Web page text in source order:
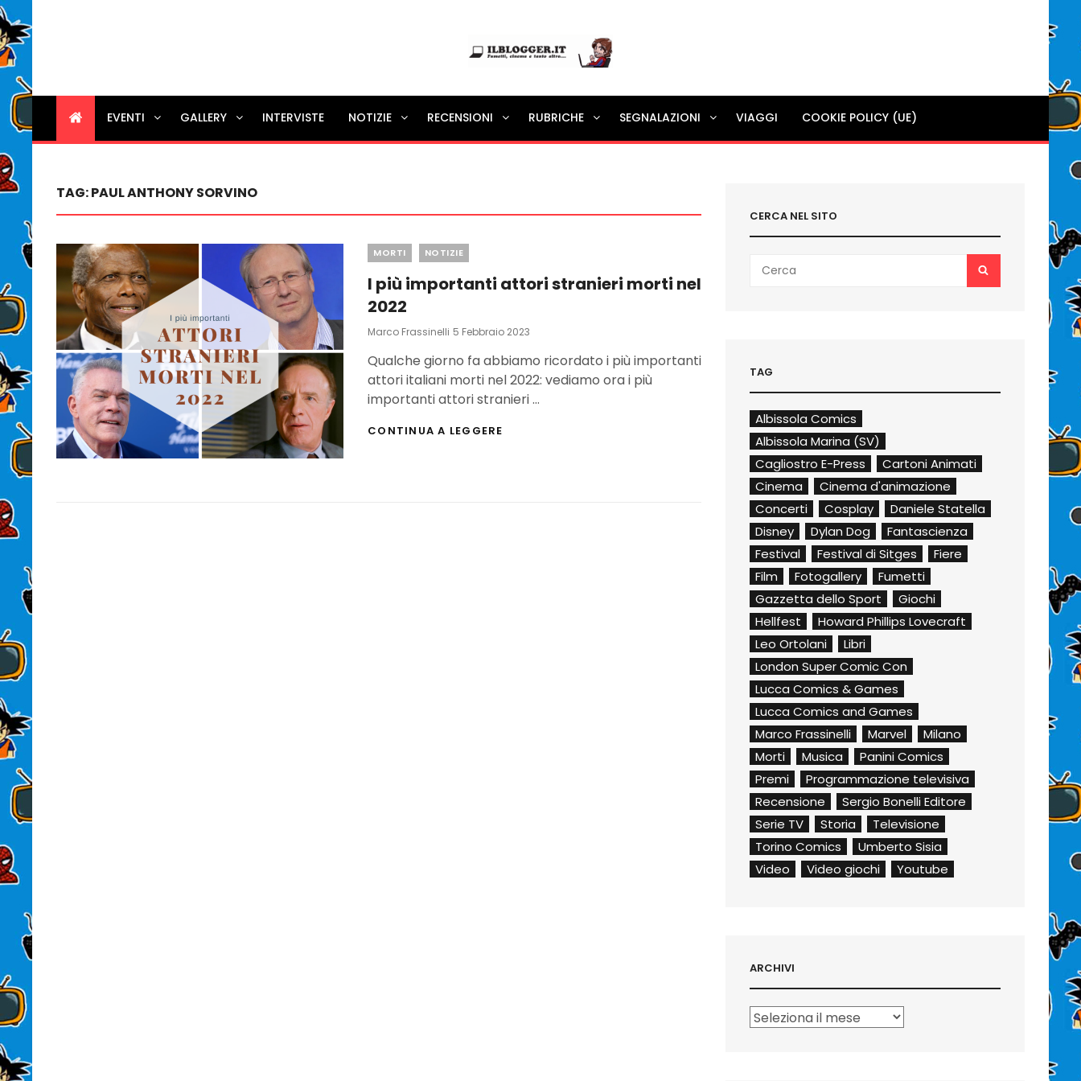
Ilblogger.it
Il portalino di blog |
EVENTI GALLERY INTERVISTE NOTIZIE RECENSIONI RUBRICHE SEGNALAZIONI VIAGGI COOKIE POLICY (UE)
TAG:PAUL ANTHONY SORVINO
Categories
MORTI NOTIZIE
I più importanti attori stranieri morti nel
2022
Marco Frassinelli Posted
5 Febbraio 2023
Qualche giorno fa abbiamo ricordato i più importanti
attori italiani morti nel 2022: vediamo ora i più
importanti attori stranieri …
CONTINUA A LEGGERE
CERCA NEL SITO
for:
TAG
Albissola Comics
Albissola Marina (SV)
Cagliostro E-Press
Cartoni Animati
Cinema
Cinema d'animazione
Concerti
Cosplay
Daniele Statella
Disney
Dylan Dog
Fantascienza
Festival
Festival di Sitges
Fiere
Film
Fotogallery
Fumetti
Gazzetta dello Sport
Giochi
Hellfest
Howard Phillips Lovecraft
Leo Ortolani
Libri
London Super Comic Con
Lucca Comics & Games
Lucca Comics and Games
Marco Frassinelli
Marvel
Milano
Morti
Musica
Panini Comics
Premi
Programmazione televisiva
Recensione
Sergio Bonelli Editore
Serie TV
Storia
Televisione
Torino Comics
Umberto Sisia
Video
Video giochi Youtube
ARCHIVI
Archivi